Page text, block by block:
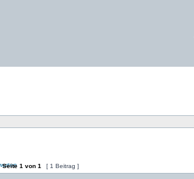
Seite 1 von 1 [ 1 Beitrag ]